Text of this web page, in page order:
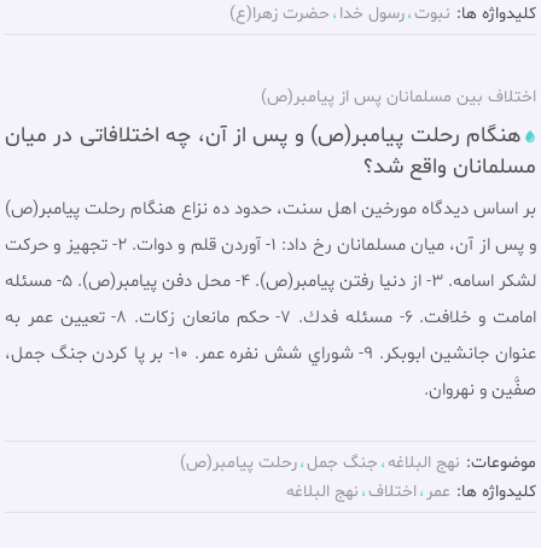
کلیدواژه ها: نبوت رسول خدا حضرت زهرا(ع)
اختلاف بین مسلمانان پس از پیامبر(ص)
هنگام رحلت پیامبر(ص) و پس از آن، چه اختلافاتی در میان
مسلمانان واقع شد؟
بر اساس دیدگاه مورخین اهل سنت، حدود ده نزاع هنگام رحلت پیامبر(ص)
و پس از آن، ميان مسلمانان رخ داد: 1- آوردن قلم و دوات. 2- تجهيز و حركت
لشكر اسامه. 3- از دنيا رفتن پيامبر(ص). 4- محل دفن پيامبر(ص). 5- مسئله
امامت و خلافت. 6- مسئله فدك. 7- حكم مانعان زكات. 8- تعيين عمر به
عنوان جانشين ابوبكر. 9- شوراي شش نفره عمر. 10- بر پا كردن جنگ جمل،
صفَّين و نهروان.
موضوعات: نهج البلاغه جنگ جمل رحلت پيامبر(ص)
کلیدواژه ها: عمر اختلاف نهج البلاغه